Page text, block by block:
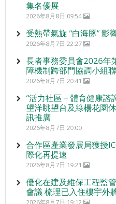
集名優展
2026年8月8日 09:54
受熱帶氣旋 “白海豚”
2026年8月7日 22:27
長者事務委員會2026年
障機制跨部門協調小組
2026年8月7日 20:41
“活力社區 – 體育健康諮
望洋眺望台及綠楊花園
訊推廣
2026年8月7日 20:00
合作區產業發展局獲授
際化再提速
2026年8月7日 19:21
優化在建及維保工程監
會議 梳理已入住樓宇外
2026年8月7日 19:12